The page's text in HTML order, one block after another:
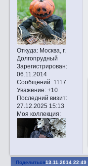
Откуда:Москва, г.
Долгопрудный
Зарегистрирован:
06.11.2014
Сообщений:1117
Уважение: +10
Последний визит:
27.12.2025 15:13
Моя коллекция:
Поделиться13.11.2014 22:49